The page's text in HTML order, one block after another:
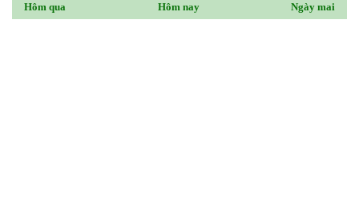
Hôm qua Hôm nay Ngày mai